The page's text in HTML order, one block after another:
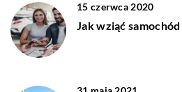
15 czerwca 2020
Jak wziąć samochód